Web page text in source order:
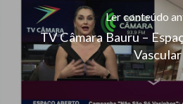
Ler conteúdo
TV Câmara Bauru –
Vascular